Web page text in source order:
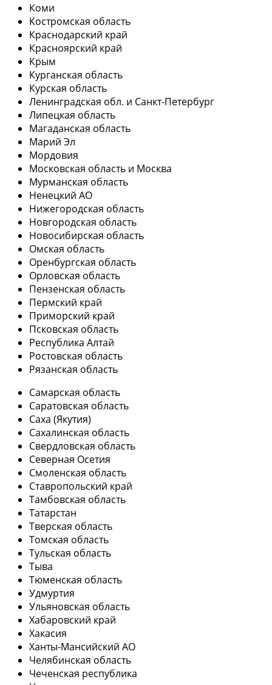
Коми
Костромская область
Краснодарский край
Красноярский край
Крым
Курганская область
Курская область
Ленинградская обл. и Санкт-Петербург
Липецкая область
Магаданская область
Марий Эл
Мордовия
Московская область и Москва
Мурманская область
Ненецкий АО
Нижегородская область
Новгородская область
Новосибирская область
Омская область
Оренбургская область
Орловская область
Пензенская область
Пермский край
Приморский край
Псковская область
Республика Алтай
Ростовская область
Рязанская область
Самарская область
Саратовская область
Саха (Якутия)
Сахалинская область
Свердловская область
Северная Осетия
Смоленская область
Ставропольский край
Тамбовская область
Татарстан
Тверская область
Томская область
Тульская область
Тыва
Тюменская область
Удмуртия
Ульяновская область
Хабаровский край
Хакасия
Ханты-Мансийский АО
Челябинская область
Чеченская республика